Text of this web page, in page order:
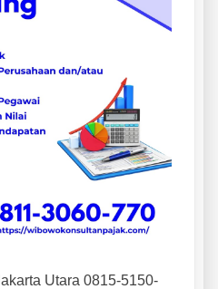
Utara 0815-5150-